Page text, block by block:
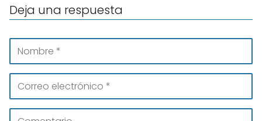
Deja una respuesta